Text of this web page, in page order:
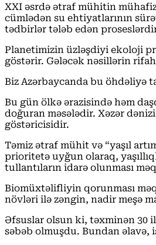
XXI əsrdə ətraf mühitin
cümlədən su ehtiyatlarının
tədbirlər tələb edən
Planetimizin üzləşdiyi ekoloji
göstərir. Gələcək nəsillərin
Biz Azərbaycanda bu öhdəliyə
Bu gün ölkə ərazisində həm
doğuran məsələdir. Xəzər
göstəricisidir.
Təmiz ətraf mühit və “yaşıl
prioritetə uyğun olaraq,
tullantıların idarə olunması
Biomüxtəlifliyin qorunması
növləri ilə zəngin, nadir meşə
Əfsuslar olsun ki, təxminən 30 il
səbəb olmuşdu. Bundan əlavə,